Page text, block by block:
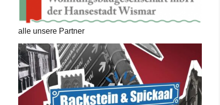
alle unsere Partner